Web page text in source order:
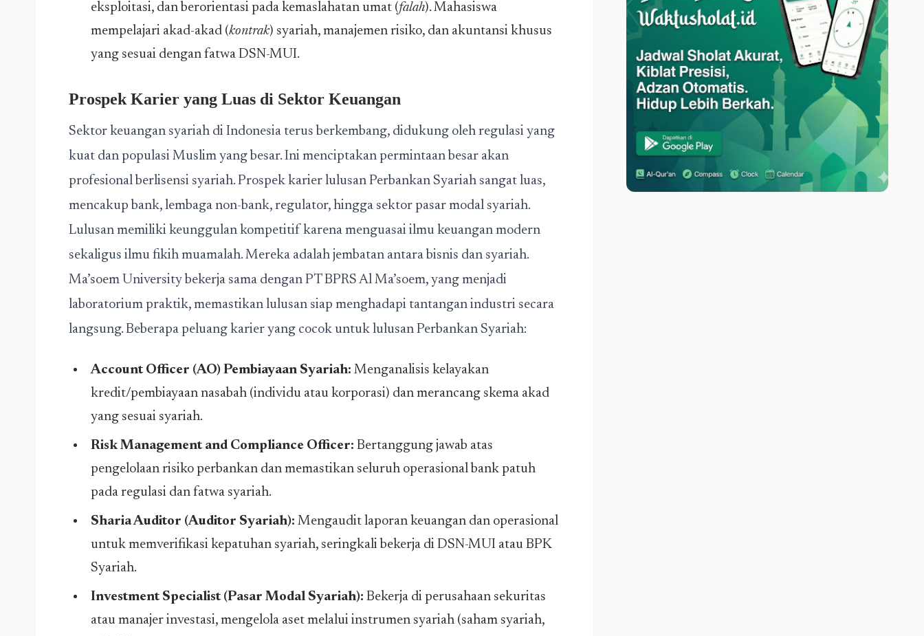
eksploitasi, dan berorientasi pada kemaslahatan umat (falah). Mahasiswa
mempelajari akad-akad (kontrak) syariah, manajemen risiko, dan akuntansi khusus
yang sesuai dengan fatwa DSN-MUI.
Prospek Karier yang Luas di Sektor Keuangan
Sektor keuangan syariah di Indonesia terus berkembang, didukung oleh regulasi yang
kuat dan populasi Muslim yang besar. Ini menciptakan permintaan besar akan
profesional berlisensi syariah. Prospek karier lulusan Perbankan Syariah sangat luas,
mencakup bank, lembaga non-bank, regulator, hingga sektor pasar modal syariah.
Lulusan memiliki keunggulan kompetitif karena menguasai ilmu keuangan modern
sekaligus ilmu fikih muamalah. Mereka adalah jembatan antara bisnis dan syariah.
Ma’soem University bekerja sama dengan PT BPRS Al Ma’soem, yang menjadi
laboratorium praktik, memastikan lulusan siap menghadapi tantangan industri secara
langsung. Beberapa peluang karier yang cocok untuk lulusan Perbankan Syariah:
Account Officer (AO) Pembiayaan Syariah: Menganalisis kelayakan
kredit/pembiayaan nasabah (individu atau korporasi) dan merancang skema akad
yang sesuai syariah.
Risk Management and Compliance Officer: Bertanggung jawab atas
pengelolaan risiko perbankan dan memastikan seluruh operasional bank patuh
pada regulasi dan fatwa syariah.
Sharia Auditor (Auditor Syariah): Mengaudit laporan keuangan dan operasional
untuk memverifikasi kepatuhan syariah, seringkali bekerja di DSN-MUI atau BPK
Syariah.
Investment Specialist (Pasar Modal Syariah): Bekerja di perusahaan sekuritas
atau manajer investasi, mengelola aset melalui instrumen syariah (saham syariah,